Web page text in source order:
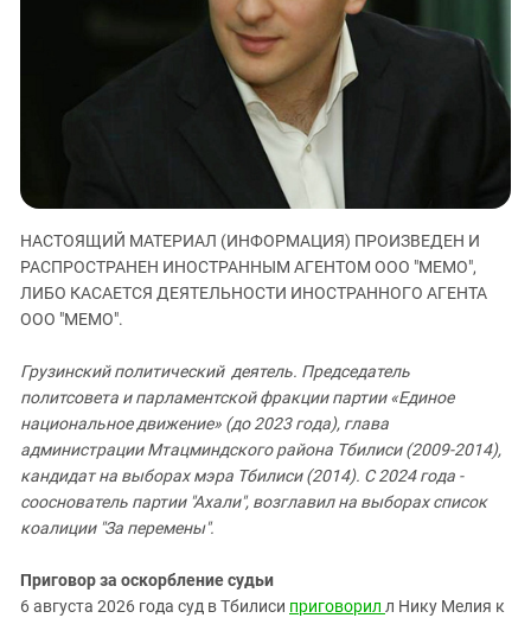
ЗАСТАВЛЯЕТ
КАВКАЗ ЗА ПАЛЕСТИНУ
ИНАКОМЫСЛИЕ В ЧЕЧНЕ
ПРЕСЛЕДОВАНИЕ АКТИВИСТОВ
МОБИЛИЗАЦИЯ И ПРОТЕСТЫ
Кабардино-Балкария
Краснодарский край
Нагорный Карабах
Российская Федерация
Ростовская область
Ставропольский край
Чечня
Южная Осетия
Южный Кавказ
НАСТОЯЩИЙ МАТЕРИАЛ (ИНФОРМАЦИЯ) ПРОИЗВЕДЕН И
РАСПРОСТРАНЕН ИНОСТРАННЫМ АГЕНТОМ ООО "МЕМО",
ЛИБО КАСАЕТСЯ ДЕЯТЕЛЬНОСТИ ИНОСТРАННОГО АГЕНТА
ООО "МЕМО".
Грузинский политический деятель. Председатель
политсовета и парламентской фракции партии «Единое
национальное движение» (до 2023 года), глава
администрации Мтацминдского района Тбилиси (2009-2014),
кандидат на выборах мэра Тбилиси (2014). С 2024 года -
сооснователь партии "Ахали", возглавил на выборах список
коалиции "За перемены".
Приговор за оскорбление судьи
6 августа 2026 года суд в Тбилиси приговорил л Нику Мелия к